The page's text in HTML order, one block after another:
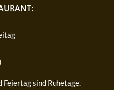
Feiertag sind Ruhetage.